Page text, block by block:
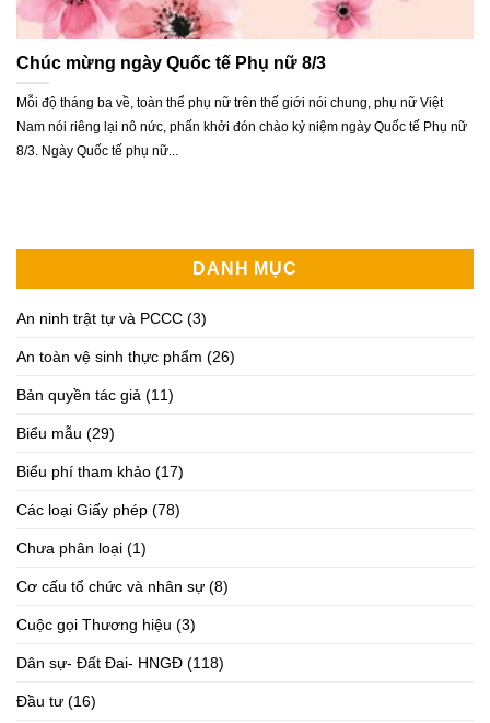
Chúc mừng ngày Quốc tế Phụ nữ 8/3
Mỗi độ tháng ba về, toàn thể phụ nữ trên thế giới nói chung, phụ nữ Việt
Nam nói riêng lại nô nức, phấn khởi đón chào kỷ niệm ngày Quốc tế Phụ nữ
8/3. Ngày Quốc tế phụ nữ...
DANH MỤC
An ninh trật tự và PCCC (3)
An toàn vệ sinh thực phẩm (26)
Bản quyền tác giả (11)
Biểu mẫu (29)
Biểu phí tham khảo (17)
Các loại Giấy phép (78)
Chưa phân loại (1)
Cơ cấu tổ chức và nhân sự (8)
Cuộc gọi Thương hiệu (3)
Dân sự- Đất Đai- HNGĐ (118)
Đầu tư (16)